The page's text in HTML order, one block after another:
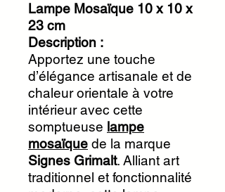
Lampe Mosaïque 10 x 10 x
23 cm
Description :
Apportez une touche
d’élégance artisanale et de
chaleur orientale à votre
intérieur avec cette
somptueuse lampe
mosaïque de la marque
Signes Grimalt. Alliant art
traditionnel et fonctionnalité